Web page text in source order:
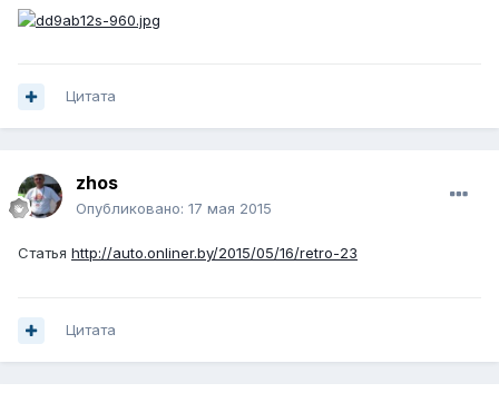
Цитата
zhos
Опубликовано: 17 мая 2015
Статья http://auto.onliner.by/2015/05/16/retro-23
Цитата